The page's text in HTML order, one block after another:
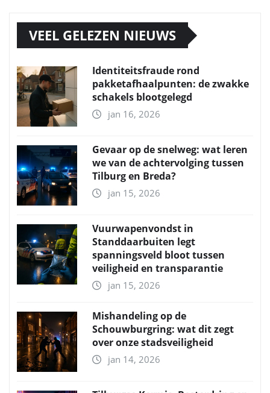
VEEL GELEZEN NIEUWS
Identiteitsfraude rond
pakketafhaalpunten: de zwakke
schakels blootgelegd
jan 16, 2026
Gevaar op de snelweg: wat leren
we van de achtervolging tussen
Tilburg en Breda?
jan 15, 2026
Vuurwapenvondst in
Standdaarbuiten legt
spanningsveld bloot tussen
veiligheid en transparantie
jan 15, 2026
Mishandeling op de
Schouwburgring: wat dit zegt
over onze stadsveiligheid
jan 14, 2026